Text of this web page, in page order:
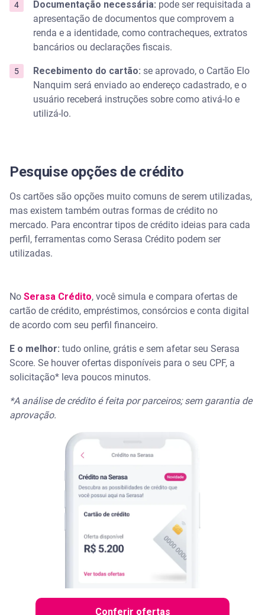
Documentação necessária: pode ser requisitada a
apresentação de documentos que comprovem a
renda e a identidade, como contracheques, extratos
bancários ou declarações fiscais.
Recebimento do cartão: se aprovado, o Cartão Elo
Nanquim será enviado ao endereço cadastrado, e o
usuário receberá instruções sobre como ativá-lo e
utilizá-lo.
Pesquise opções de crédito
Os cartões são opções muito comuns de serem utilizadas,
mas existem também outras formas de crédito no
mercado. Para encontrar tipos de crédito ideias para cada
perfil, ferramentas como Serasa Crédito podem ser
utilizadas.
No Serasa Crédito, você simula e compara ofertas de
cartão de crédito, empréstimos, consórcios e conta digital
de acordo com seu perfil financeiro.
E o melhor: tudo online, grátis e sem afetar seu Serasa
Score. Se houver ofertas disponíveis para o seu CPF, a
solicitação* leva poucos minutos.
*A análise de crédito é feita por parceiros; sem garantia de
aprovação.
Conferir ofertas